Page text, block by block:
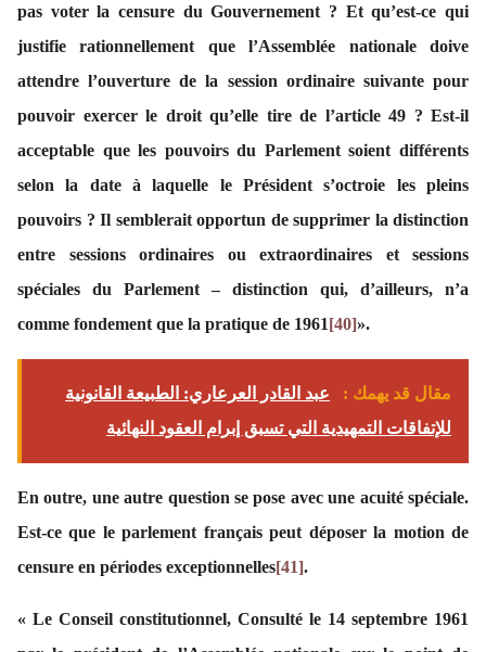
pas voter la censure du Gouvernement ? Et qu’est-ce qui
justifie rationnellement que l’Assemblée nationale doive
attendre l’ouverture de la session ordinaire suivante pour
pouvoir exercer le droit qu’elle tire de l’article 49 ? Est-il
acceptable que les pouvoirs du Parlement soient différents
selon la date à laquelle le Président s’octroie les pleins
pouvoirs ? Il semblerait opportun de supprimer la distinction
entre sessions ordinaires ou extraordinaires et sessions
spéciales du Parlement – distinction qui, d’ailleurs, n’a
comme fondement que la pratique de 1961[40]».
مقال قد يهمك :
عبد القادر العرعاري: الطبيعة القانونية
للإتفاقات التمهيدية التي تسبق إبرام العقود النهائية
En outre, une autre question se pose avec une acuité spéciale.
Est-ce que le parlement français peut déposer la motion de
censure en périodes exceptionnelles[41].
« Le Conseil constitutionnel, Consulté le 14 septembre 1961